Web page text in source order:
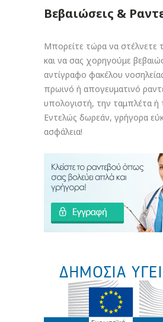
Βεβαιώσεις &
Μπορείτε τώρα να στέλνετε
και να σας χορηγούμε
αντίγραφο φακέλου
πρωινό ή απογευματινό
υπολογιστή, την ταμπλέτα ή
Εντελώς δωρεάν, γρήγορα
ασφάλεια!